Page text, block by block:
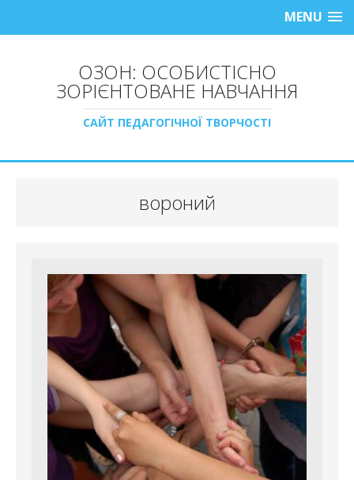
MENU
ОЗОН: ОСОБИСТІСНО
ЗОРІЄНТОВАНЕ НАВЧАННЯ
САЙТ ПЕДАГОГІЧНОЇ ТВОРЧОСТІ
вороний